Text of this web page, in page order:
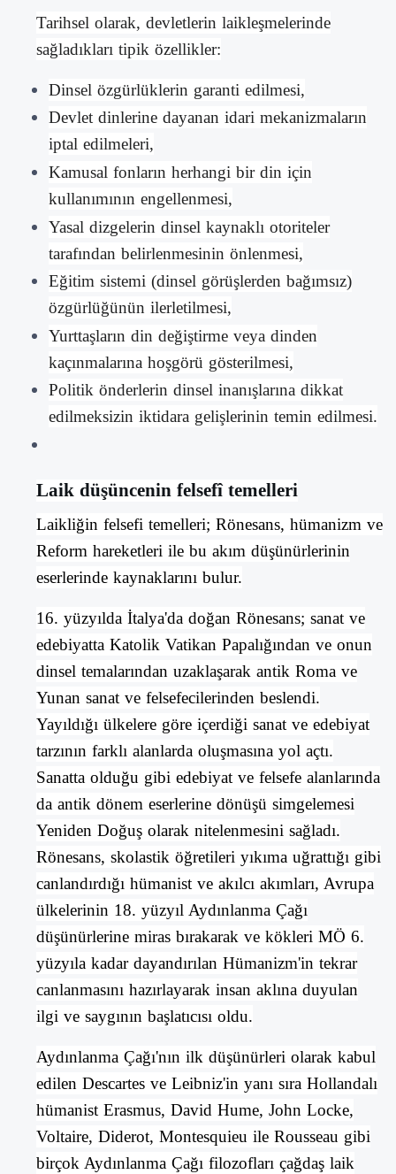
Tarihsel olarak, devletlerin laikleşmelerinde
sağladıkları tipik özellikler:
Dinsel özgürlüklerin garanti edilmesi,
Devlet dinlerine dayanan idari mekanizmaların
iptal edilmeleri,
Kamusal fonların herhangi bir din için
kullanımının engellenmesi,
Yasal dizgelerin dinsel kaynaklı otoriteler
tarafından belirlenmesinin önlenmesi,
Eğitim sistemi (dinsel görüşlerden bağımsız)
özgürlüğünün ilerletilmesi,
Yurttaşların din değiştirme veya dinden
kaçınmalarına hoşgörü gösterilmesi,
Politik önderlerin dinsel inanışlarına dikkat
edilmeksizin iktidara gelişlerinin temin edilmesi.
Laik düşüncenin felsefî temelleri
Laikliğin felsefi temelleri; Rönesans, hümanizm ve
Reform hareketleri ile bu akım düşünürlerinin
eserlerinde kaynaklarını bulur.
16. yüzyılda İtalya'da doğan Rönesans; sanatve
edebiyatta Katolik Vatikan Papalığından ve onun
dinsel temalarından uzaklaşarak antik Roma ve
Yunan sanatve felsefecilerinden beslendi.
Yayıldığı ülkelere göre içerdiği sanat ve edebiyat
tarzının farklı alanlarda oluşmasına yol açtı.
Sanatta olduğu gibi edebiyat ve felsefe alanlarında
da antik dönem eserlerine dönüşü simgelemesi
Yeniden Doğuş olarak nitelenmesini sağladı.
Rönesans, skolastik öğretileri yıkıma uğrattığı gibi
canlandırdığı hümanist ve akılcı akımları, Avrupa
ülkelerinin 18. yüzyıl Aydınlanma Çağı
düşünürlerine miras bırakarak ve kökleri MÖ 6.
yüzyıla kadar dayandırılan Hümanizm'in tekrar
canlanmasını hazırlayarak insan aklına duyulan
ilgi ve saygının başlatıcısı oldu.
Aydınlanma Çağı'nın ilk düşünürleri olarak kabul
edilen Descartesve Leibniz'in yanı sıra Hollandalı
hümanist Erasmus, David Hume, John Locke,
Voltaire, Diderot, Montesquieu ile Rousseau gibi
birçok Aydınlanma Çağı filozofları çağdaş laik